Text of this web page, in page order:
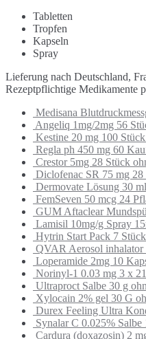
Tabletten
Tropfen
Kapseln
Spray
Lieferung nach Deutschland,
Rezeptpflichtige Medikamente
Medisana
Angeliq 1mg/2mg 56
Kestine 20 mg 100
Regla ph 450 mg 60
Crestor 5mg 28 Stück
Diclofenac SR 75 mg 28
Dermovate Lösung 30
FemSeven 50 mcg 24
GUM Aftaclear
Lamisil 10mg/g Spray
Hytrin Start Pack 7
QVAR Aerosol inhalator
Loperamide 2mg 10
Norinyl-1 0.03 mg 3 x
Ultraproct Salbe 30 g
Xylocain 2% gel 30 G
Durex Feeling Ultra
Synalar C 0.025% Salbe
Cardura (doxazosin) 2